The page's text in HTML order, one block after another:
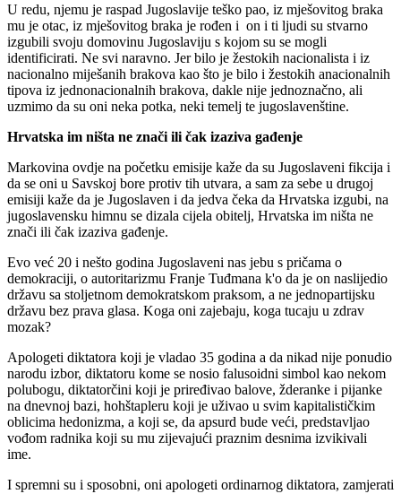
U redu, njemu je raspad Jugoslavije teško pao, iz mješovitog braka
mu je otac, iz mješovitog braka je rođen i on i ti ljudi su stvarno
izgubili svoju domovinu Jugoslaviju s kojom su se mogli
identificirati. Ne svi naravno. Jer bilo je žestokih nacionalista i iz
nacionalno miješanih brakova kao što je bilo i žestokih anacionalnih
tipova iz jednonacionalnih brakova, dakle nije jednoznačno, ali
uzmimo da su oni neka potka, neki temelj te jugoslavenštine.
Hrvatska im ništa ne znači ili čak izaziva gađenje
Markovina ovdje na početku emisije kaže da su Jugoslaveni fikcija i
da se oni u Savskoj bore protiv tih utvara, a sam za sebe u drugoj
emisiji kaže da je Jugoslaven i da jedva čeka da Hrvatska izgubi, na
jugoslavensku himnu se dizala cijela obitelj, Hrvatska im ništa ne
znači ili čak izaziva gađenje.
Evo već 20 i nešto godina Jugoslaveni nas jebu s pričama o
demokraciji, o autoritarizmu Franje Tuđmana k'o da je on naslijedio
državu sa stoljetnom demokratskom praksom, a ne jednopartijsku
državu bez prava glasa. Koga oni zajebaju, koga tucaju u zdrav
mozak?
Apologeti diktatora koji je vladao 35 godina a da nikad nije ponudio
narodu izbor, diktatoru kome se nosio falusoidni simbol kao nekom
polubogu, diktatorčini koji je priređivao balove, žderanke i pijanke
na dnevnoj bazi, hohštapleru koji je uživao u svim kapitalističkim
oblicima hedonizma, a koji se, da apsurd bude veći, predstavljao
vođom radnika koji su mu zijevajući praznim desnima izvikivali
ime.
I spremni su i sposobni, oni apologeti ordinarnog diktatora, zamjerati